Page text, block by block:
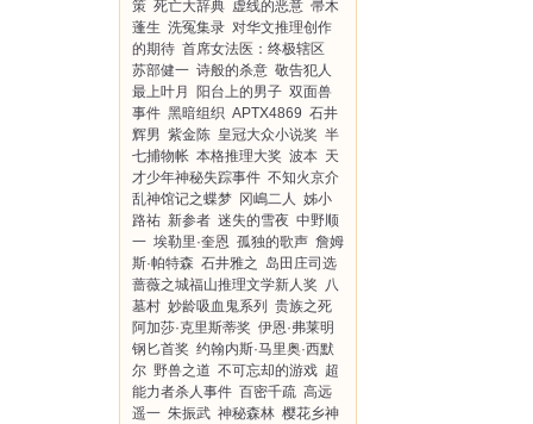
策 死亡大辞典 虚线的恶意 帚木
蓬生 洗冤集录 对华文推理创作
的期待 首席女法医：终极辖区
苏部健一 诗般的杀意 敬告犯人
最上叶月
阳台上的男子 双面兽
事件 黑暗组织 APTX4869 石井
辉男 紫金陈 皇冠大众小说奖 半
七捕物帐 本格推理大奖 波本 天
才少年神秘失踪事件 不知火京介
乱神馆记之蝶梦 冈嶋二人 姊小
路祐 新参者 迷失的雪夜 中野顺
一 埃勒里·奎恩 孤独的歌声 詹姆
斯·帕特森 石井雅之
岛田庄司选
蔷薇之城福山推理文学新人奖 八
墓村 妙龄吸血鬼系列
贵族之死
阿加莎·克里斯蒂奖 伊恩·弗莱明
钢匕首奖 约翰内斯·马里奥·西默
尔 野兽之道 不可忘却的游戏 超
能力者杀人事件 百密千疏 高远
遥一 朱振武 神秘森林 樱花乡神